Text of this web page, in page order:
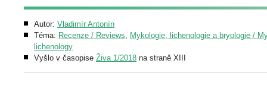
Autor: Vladimír Antonín
Téma: Recenze / Reviews, Mykologie, lichenologie a bryologie /
lichenology
Vyšlo v časopise Živa 1/2018 na straně XIII